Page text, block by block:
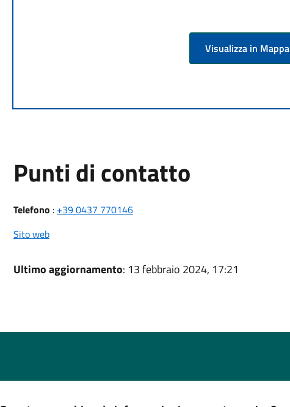
Visualizza in Mappa
Punti di contatto
Telefono : +39 0437 770146
Sito web
Ultimo aggiornamento: 13 febbraio 2024, 17:21